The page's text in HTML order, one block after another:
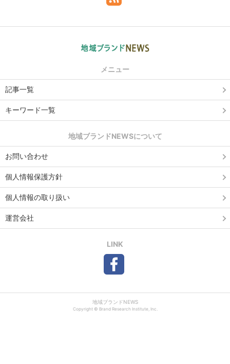
メニュー
記事一覧
キーワード一覧
地域ブランドNEWSについて
お問い合わせ
個人情報保護方針
個人情報の取り扱い
運営会社
LINK
地域ブランドNEWS
Copyright © Brand Research Institute, Inc.